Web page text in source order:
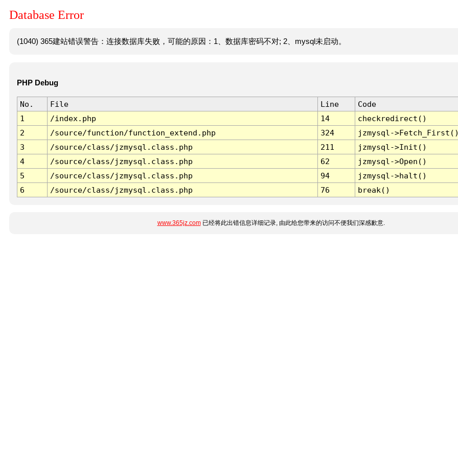
Database Error
(1040) 365建站错误警告：连接数据库失败，可能的原因：1、数据库密码不对; 2、mysql未启动。
PHP Debug
No. File Line
Code
1
/index.php 14
checkredirect()
2
/source/function/function_extend.php 324
jzmysql-
3
/source/class/jzmysql.class.php 211
jzmysql->Init()
4
/source/class/jzmysql.class.php 62
jzmysql->Open()
5
/source/class/jzmysql.class.php 94
jzmysql->halt()
6
/source/class/jzmysql.class.php 76 break()
www.365jz.com已经将此出错信息详细记录, 由此给您带来的访问不便我们深感歉意.